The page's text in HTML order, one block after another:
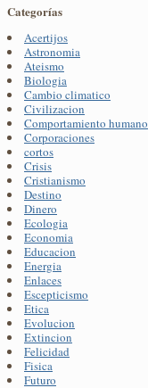
Categorías
Acertijos
Astronomia
Ateismo
Biologia
Cambio climatico
Civilizacion
Comportamiento humano
Corporaciones
cortos
Crisis
Cristianismo
Destino
Dinero
Ecologia
Economia
Educacion
Energia
Enlaces
Escepticismo
Etica
Evolucion
Extincion
Felicidad
Fisica
Futuro